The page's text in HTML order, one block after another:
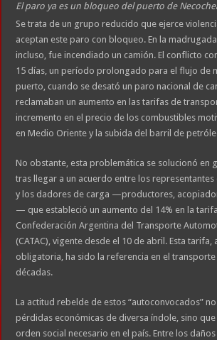
El paro ya es un bloqueo del puerto de
Se trata de un grupo reducido que ejerce
aceptan este paro con bloqueo. En la
incluso, fue incendiado un camión. El conflicto
15 días, un período prolongado para el flujo de
puerto, cuando se desató un paro nacional de
reclamaban un aumento en las tarifas de
incremento en el precio de los combustibles
en Medio Oriente y la subida del barril de
No obstante, esta problemática se solucionó en
tras llegar a un acuerdo entre los
y los dadores de carga —productores,
— que estableció un aumento del 14% en la
Confederación Argentina del Transporte
(CATAC), vigente desde el 10 de abril. Esta tarifa,
obligatoria, ha sido la referencia en el
décadas.
La actitud rebelde de estos “autoconvocados”
pérdidas económicas de diversa índole, sino que
orden social necesario en el país. Entre los